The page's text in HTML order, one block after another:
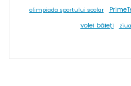
olimpiada sportului scolar
volei băieți